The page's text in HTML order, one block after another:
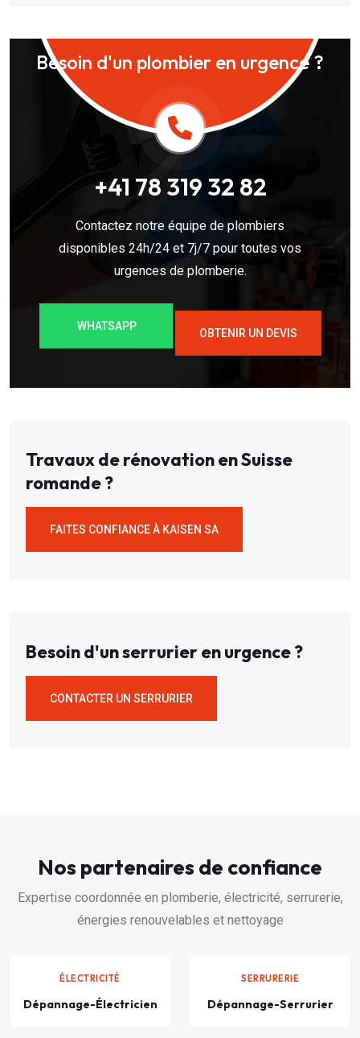
Besoin d'un plombier en urgence ?
+41 78 319 32 82
Contactez notre équipe de plombiers
disponibles 24h/24 et 7j/7 pour toutes vos
urgences de plomberie.
WHATSAPP
OBTENIR UN DEVIS
Travaux de rénovation en Suisse
romande ?
FAITES CONFIANCE À KAISEN SA
Besoin d'un serrurier en urgence ?
CONTACTER UN SERRURIER
Nos partenaires de confiance
Expertise coordonnée en plomberie, électricité, serrurerie,
énergies renouvelables et nettoyage
ÉLECTRICITÉ
Dépannage-Électricien
SERRURERIE
Dépannage-Serrurier